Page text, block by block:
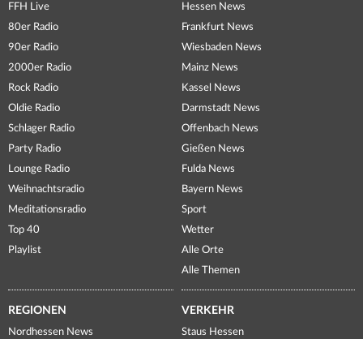
FFH Live
80er Radio
90er Radio
2000er Radio
Rock Radio
Oldie Radio
Schlager Radio
Party Radio
Lounge Radio
Weihnachtsradio
Meditationsradio
Top 40
Playlist
Hessen News
Frankfurt News
Wiesbaden News
Mainz News
Kassel News
Darmstadt News
Offenbach News
Gießen News
Fulda News
Bayern News
Sport
Wetter
Alle Orte
Alle Themen
REGIONEN
Nordhessen News
VERKEHR
Staus Hessen